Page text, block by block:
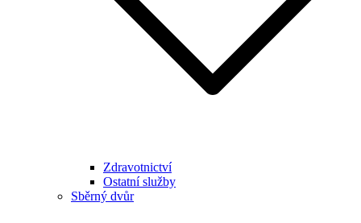
Zdravotnictví
Ostatní služby
Sběrný dvůr